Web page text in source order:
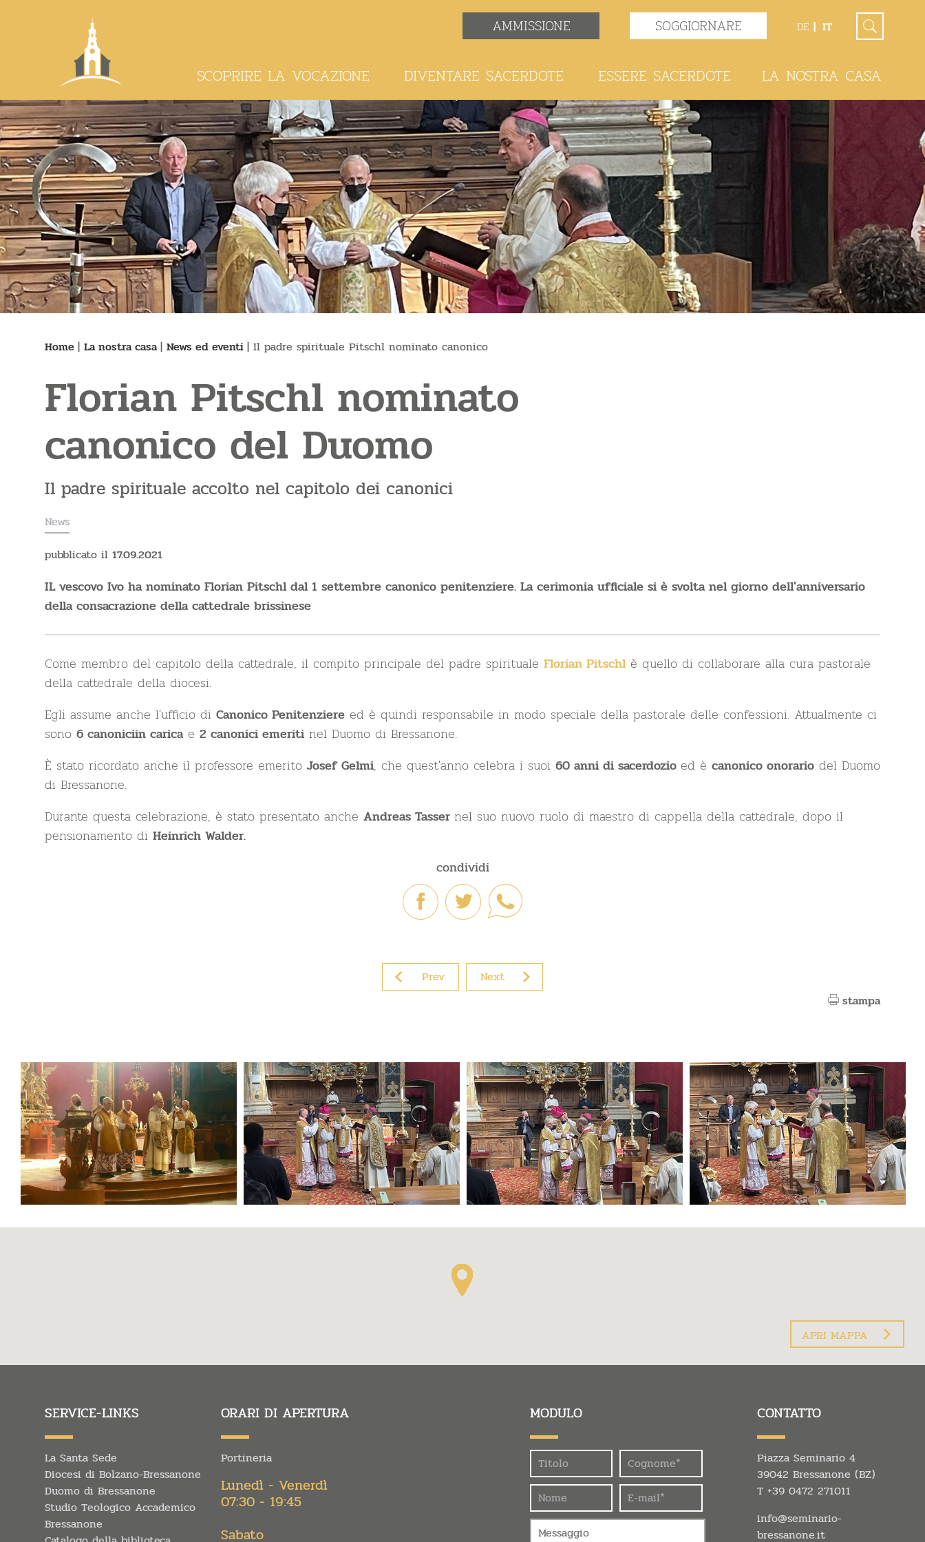
AMMISSIONE SOGGIORNARE DE IT
SCOPRIRE LA VOCAZIONE DIVENTARE SACERDOTE ESSERE SACERDOTE LA NOSTRA CASA
Home | La nostra casa| News ed eventi | Il padre spirituale Pitschl nominato canonico
Florian Pitschl nominato
canonico del Duomo
Il padre spirituale accolto nel capitolo dei canonici
News
pubblicato il 17.09.2021
IL vescovo Ivo ha nominato Florian Pitschl dal 1 settembre canonico penitenziere. La cerimonia ufficiale si è svolta nel giorno dell'anniversario
della consacrazione della cattedrale brissinese
Come membro del capitolo della cattedrale, il compito principale del padre spirituale Florian Pitschl è quello di collaborare alla cura pastorale
della cattedrale della diocesi.
Egli assume anche l'ufficio di Canonico Penitenziere ed è quindi responsabile in modo speciale della pastorale delle confessioni. Attualmente ci
sono 6 canoniciin carica e 2 canonici emeriti nel Duomo di Bressanone.
È stato ricordato anche il professore emerito Josef Gelmi, che quest'anno celebra i suoi 60 anni di sacerdozio ed è canonico onorario del Duomo
di Bressanone.
Durante questa celebrazione, è stato presentato anche Andreas Tasser nel suo nuovo ruolo di maestro di cappella della cattedrale, dopo il
pensionamento di Heinrich Walder.
condividi
Prev
Next
stampa
APRI MAPPA
SERVICE-LINKS
La Santa Sede
Diocesi di Bolzano-Bressanone
Duomo di Bressanone
Studio Teologico Accademico
Bressanone
ORARI DI APERTURA
Portineria
Lunedì - Venerdì
07:30 - 19:45
Sabato
MODULO
Felder
CONTATTO
Piazza Seminario 4
39042 Bressanone (BZ)
T +39 0472 271011
info@seminario-
bressanone.it